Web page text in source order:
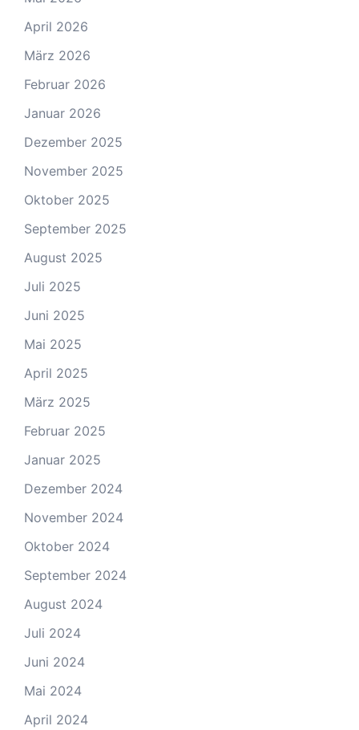
April 2026
März 2026
Februar 2026
Januar 2026
Dezember 2025
November 2025
Oktober 2025
September 2025
August 2025
Juli 2025
Juni 2025
Mai 2025
April 2025
März 2025
Februar 2025
Januar 2025
Dezember 2024
November 2024
Oktober 2024
September 2024
August 2024
Juli 2024
Juni 2024
Mai 2024
April 2024